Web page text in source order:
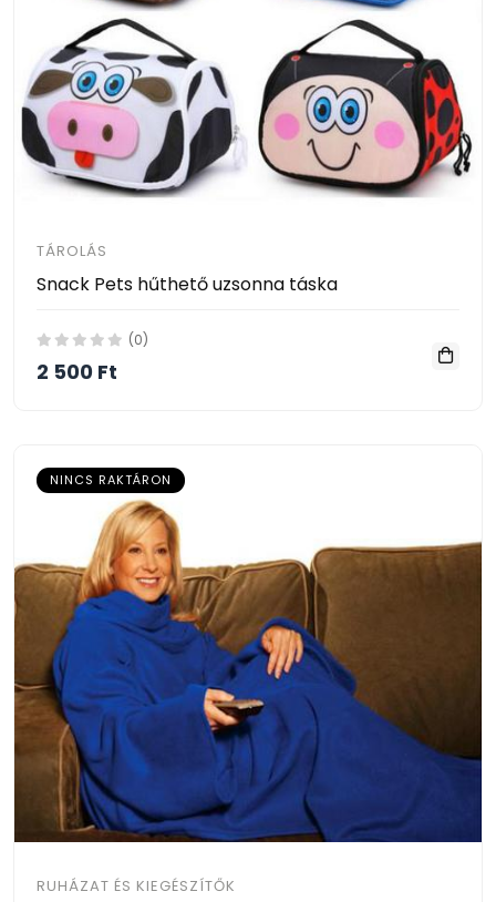
TÁROLÁS
Snack Pets hűthető uzsonna táska
(0)
2 500 Ft
NINCS RAKTÁRON
RUHÁZAT ÉS KIEGÉSZÍTŐK